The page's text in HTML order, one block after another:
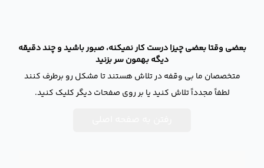
بعضی وقتا بعضی چیزا درست کار نمیکنه، صبور باشید و چند دقیقه
دیگه بهمون سر بزنید
متخصصان ما بی وقفه در تلاش هستند تا مشکل رو برطرف کنند
لطفاً مجدداً تلاش کنید یا بر روی صفحات دیگر کلیک کنید.